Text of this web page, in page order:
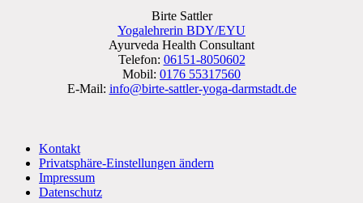
Birte Sattler
Yogalehrerin BDY/EYU
Ayurveda Health Consultant
Telefon: 06151-8050602
Mobil: 0176 55317560
E-Mail: info@birte-sattler-yoga-darmstadt.de
Kontakt
Privatsphäre-Einstellungen ändern
Impressum
Datenschutz